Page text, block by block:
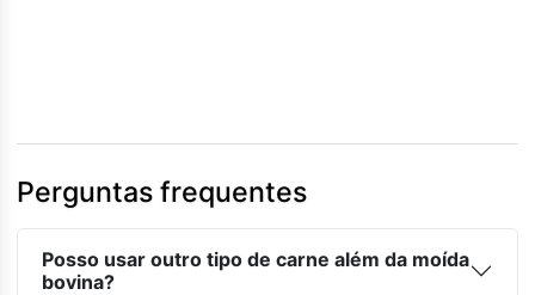
Perguntas frequentes
Posso usar outro tipo de carne além da moída
bovina?